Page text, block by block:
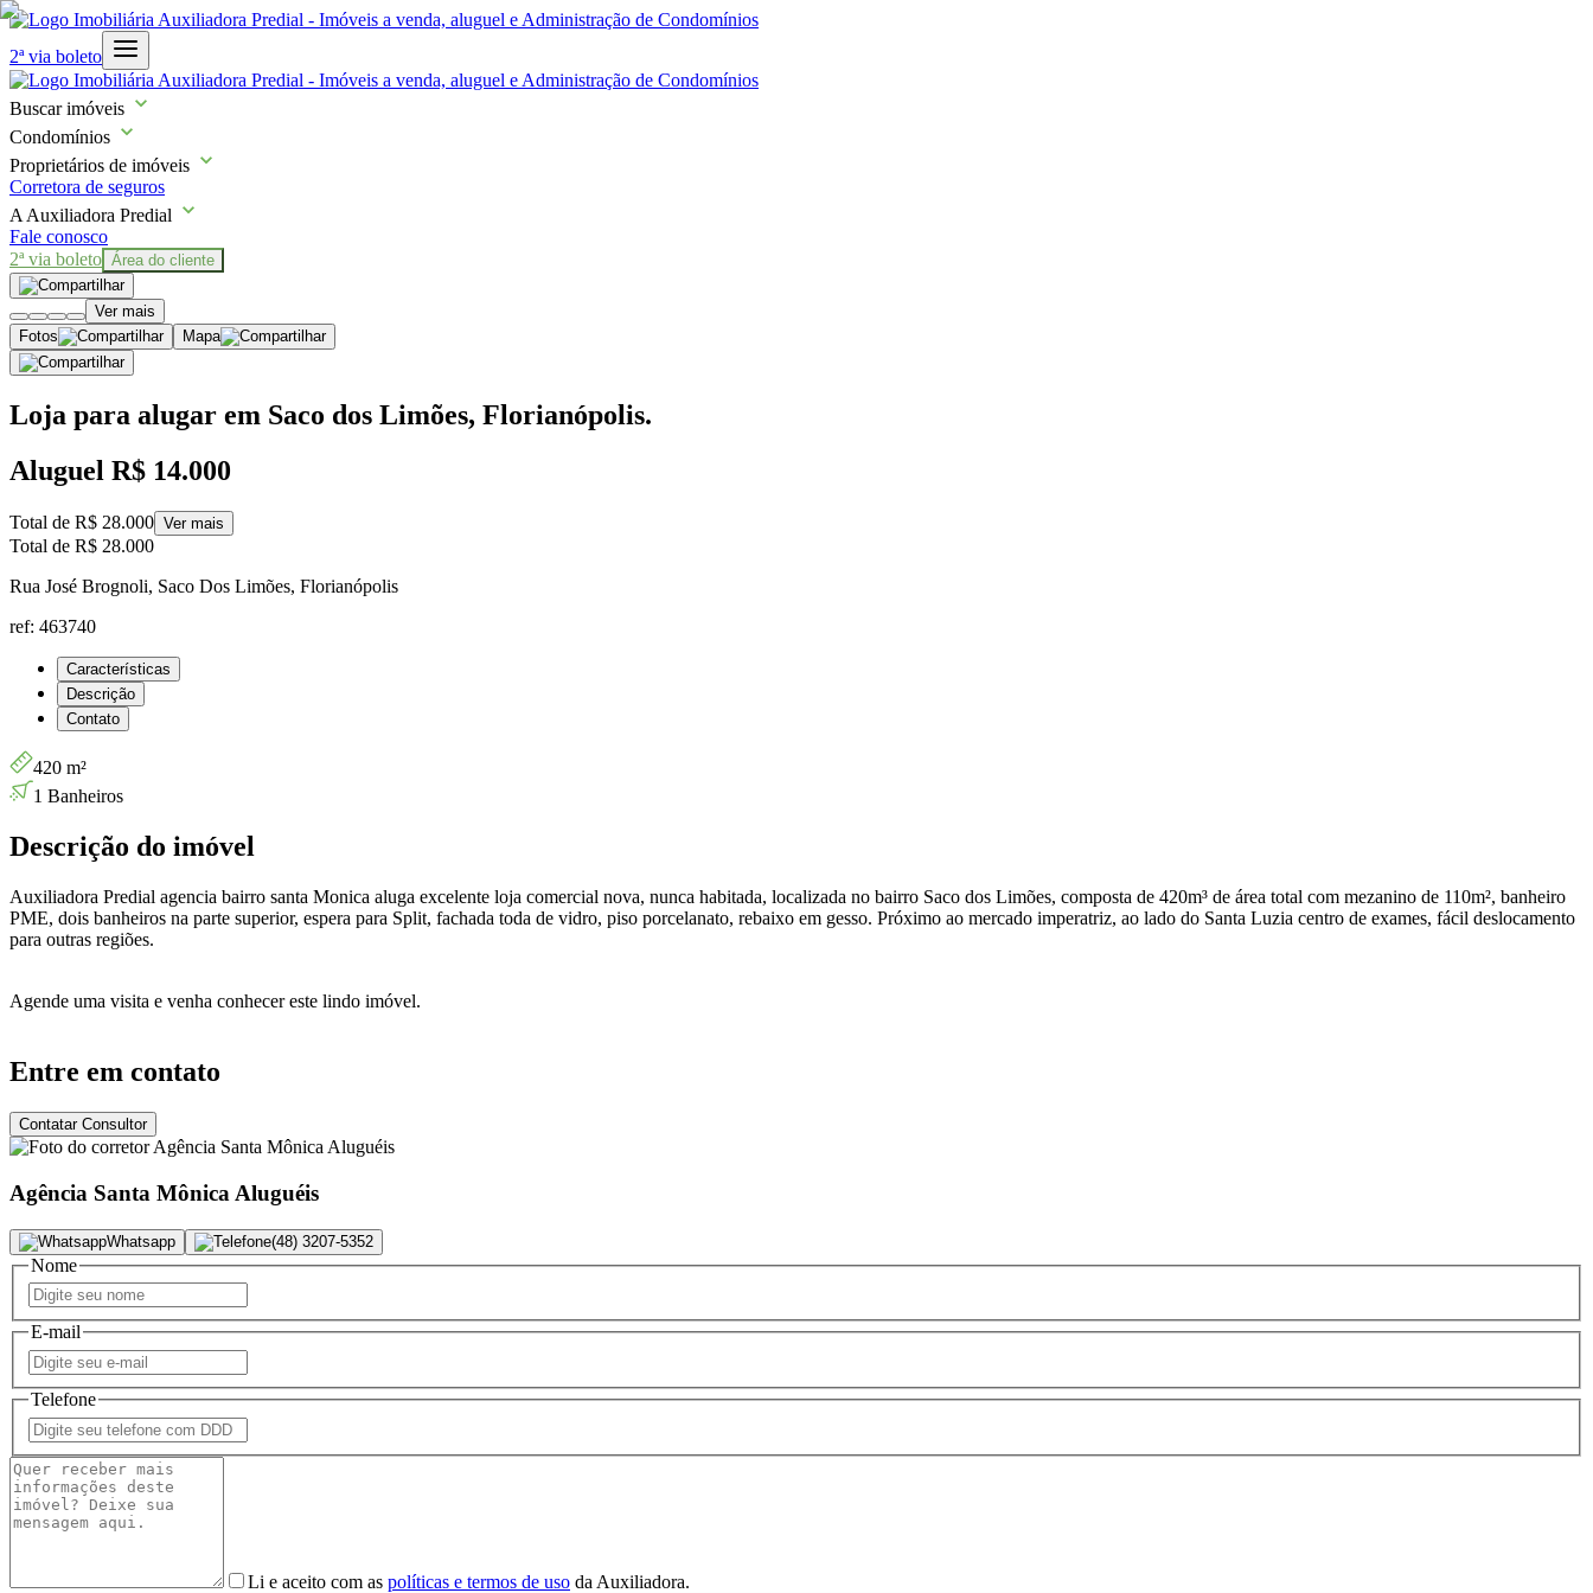
2ª via boleto
Buscar imóveis
Condomínios
Proprietários de imóveis
Corretora de seguros
A Auxiliadora Predial
Fale conosco
2ª via boleto Área do cliente
Ver mais
Fotos
Mapa
Loja para alugar em Saco dos Limões, Florianópolis.
Aluguel R$ 14.000
Total de R$ 28.000 Ver mais
Total de R$ 28.000
Rua José Brognoli, Saco Dos Limões, Florianópolis
ref: 463740
Características
Descrição
Contato
420 m²
1 Banheiros
Descrição do imóvel
Auxiliadora Predial agencia bairro santa Monica aluga excelente loja comercial nova, nunca habitada, localizada no bairro Saco dos Limões, composta de 420m³ de área total com mezanino de 110m², banheiro
PME, dois banheiros na parte superior, espera para Split, fachada toda de vidro, piso porcelanato, rebaixo em gesso. Próximo ao mercado imperatriz, ao lado do Santa Luzia centro de exames, fácil deslocamento
para outras regiões.
Agende uma visita e venha conhecer este lindo imóvel.
Entre em contato
Contatar Consultor
Agência Santa Mônica Aluguéis
Whatsapp (48) 3207-5352
Nome
E-mail
Telefone
Li e aceito com as políticas e termos de uso da Auxiliadora.